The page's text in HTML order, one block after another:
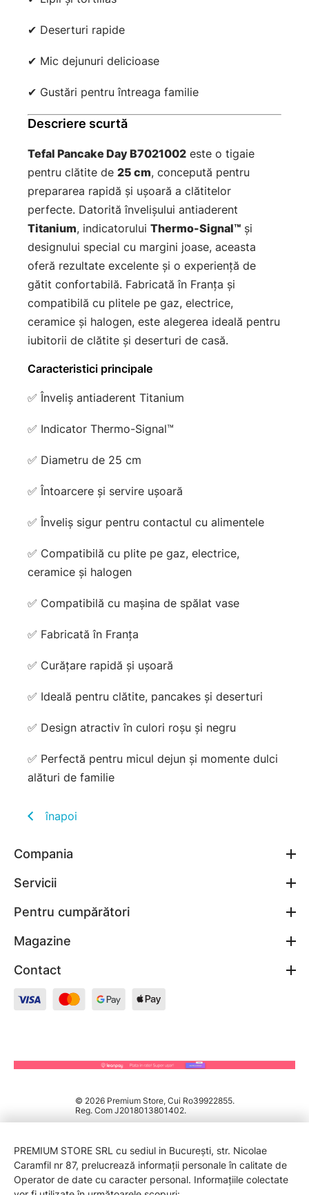
✔ Deserturi rapide
✔ Mic dejunuri delicioase
✔ Gustări pentru întreaga familie
Descriere scurtă
Tefal Pancake Day B7021002 este o tigaie
pentru clătite de 25 cm, concepută pentru
prepararea rapidă și ușoară a clătitelor
perfecte. Datorită învelișului antiaderent
Titanium, indicatorului Thermo-Signal™ și
designului special cu margini joase, aceasta
oferă rezultate excelente și o experiență de
gătit confortabilă. Fabricată în Franța și
compatibilă cu plitele pe gaz, electrice,
ceramice și halogen, este alegerea ideală pentru
iubitorii de clătite și deserturi de casă.
Caracteristici principale
✅ Înveliș antiaderent Titanium
✅ Indicator Thermo-Signal™
✅ Diametru de 25 cm
✅ Întoarcere și servire ușoară
✅ Înveliș sigur pentru contactul cu alimentele
✅ Compatibilă cu plite pe gaz, electrice,
ceramice și halogen
✅ Compatibilă cu mașina de spălat vase
✅ Fabricată în Franța
✅ Curățare rapidă și ușoară
✅ Ideală pentru clătite, pancakes și deserturi
✅ Design atractiv în culori roșu și negru
✅ Perfectă pentru micul dejun și momente dulci
alături de familie
înapoi
Compania
Servicii
Pentru cumpărători
Magazine
Contact
© 2026 Premium Store, Cui Ro39922855.
Reg. Com J2018013801402.
PREMIUM STORE SRL cu sediul in București, str. Nicolae
Caramfil nr 87, prelucrează informații personale în calitate de
Operator de date cu caracter personal. Informațiile colectate